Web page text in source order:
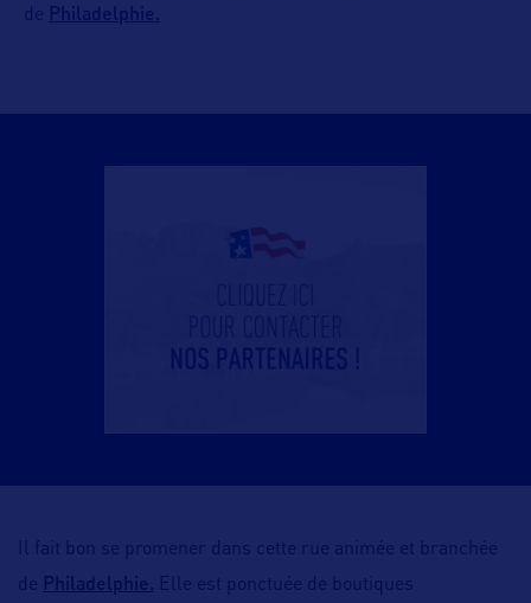
de Philadelphie.
Il fait bon se promener dans cette rue animée et branchée
de Philadelphie. Elle est ponctuée de boutiques